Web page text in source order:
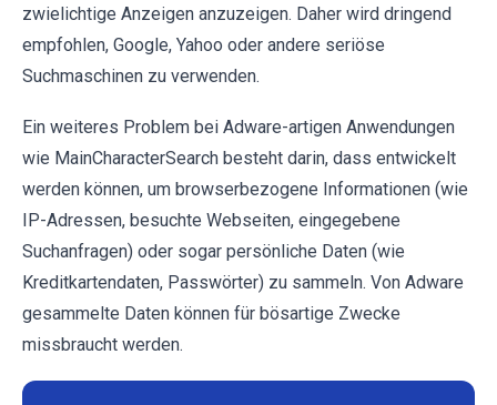
zwielichtige Anzeigen anzuzeigen. Daher wird dringend
empfohlen, Google, Yahoo oder andere seriöse
Suchmaschinen zu verwenden.
Ein weiteres Problem bei Adware-artigen Anwendungen
wie MainCharacterSearch besteht darin, dass entwickelt
werden können, um browserbezogene Informationen (wie
IP-Adressen, besuchte Webseiten, eingegebene
Suchanfragen) oder sogar persönliche Daten (wie
Kreditkartendaten, Passwörter) zu sammeln. Von Adware
gesammelte Daten können für bösartige Zwecke
missbraucht werden.